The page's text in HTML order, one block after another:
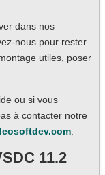
dans nos
nous pour rester
utiles, poser
ou si vous
à contacter notre
11.2